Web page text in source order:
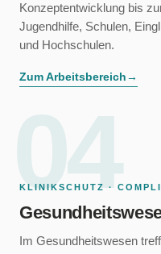
Konzeptentwicklung bis
Jugendhilfe, Schulen,
und Hochschulen.
Zum Arbeitsbereich→
04
KLINIKSCHUTZ ·
Im Gesundheitswesen